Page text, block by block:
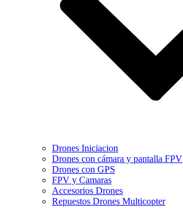
Drones Iniciacion
Drones con cámara y pantalla FPV
Drones con GPS
FPV y Camaras
Accesorios Drones
Repuestos Drones Multicopter